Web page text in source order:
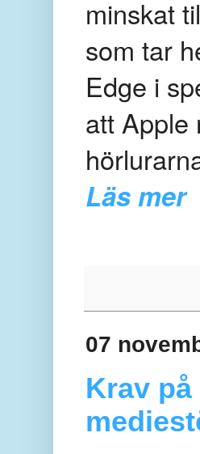
minskat
som tar
Edge i
att Apple
Läs mer
07
Krav